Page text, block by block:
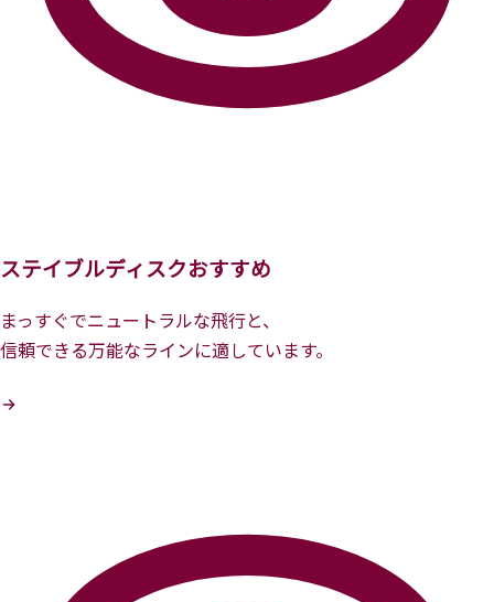
ステイブルディスクおすすめ
まっすぐでニュートラルな飛行と、
信頼できる万能なラインに適しています。